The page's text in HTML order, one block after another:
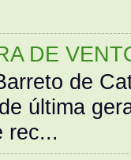
DE
de
última
rec...